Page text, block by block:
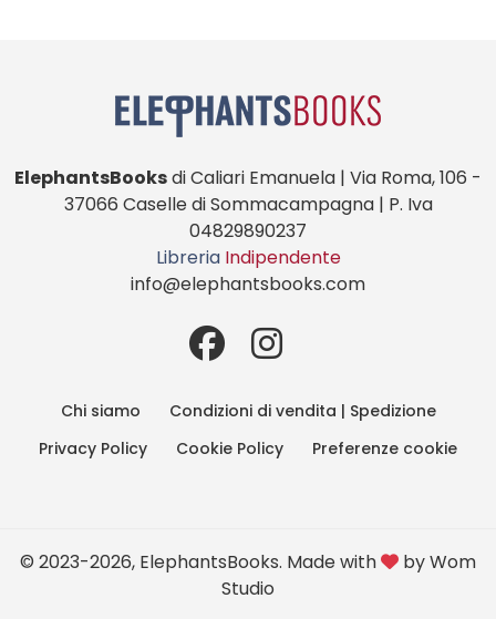
ElephantsBooksdi Caliari Emanuela | Via Roma, 106 -
37066 Caselle di Sommacampagna | P. Iva
04829890237
Libreria Indipendente
info@elephantsbooks.com
Chi siamo
Condizioni di vendita | Spedizione
Privacy Policy
Cookie Policy Preferenze cookie
© 2023-2026, ElephantsBooks. Made with byWom
Studio